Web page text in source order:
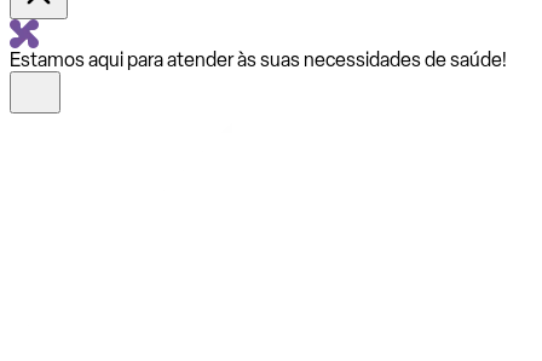
Estamos aqui para atender às suas necessidades de saúde!